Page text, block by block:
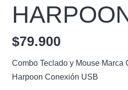
$79.900
Combo Teclado y Mouse Marca
Harpoon Conexión USB